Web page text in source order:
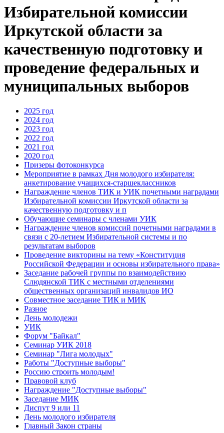
Избирательной комиссии
Иркутской области за
качественную подготовку и
проведение федеральных и
муниципальных выборов
2025 год
2024 год
2023 год
2022 год
2021 год
2020 год
Призеры фотоконкурса
Мероприятие в рамках Дня молодого избирателя:
анкетирование учащихся-старшеклассников
Награждение членов ТИК и УИК почетными наградами
Избирательной комиссии Иркутской области за
качественную подготовку и п
Обучающие семинары с членами УИК
Награждение членов комиссий почетными наградами в
связи с 20-летием Избирательной системы и по
результатам выборов
Проведение викторины на тему «Конституция
Российской Федерации и основы избирательного права»
Заседание рабочей группы по взаимодействию
Слюдянской ТИК с местными отделениями
общественных организаций инвалидов ИО
Совместное заседание ТИК и МИК
Разное
День молодежи
УИК
Форум "Байкал"
Семинар УИК 2018
Семинар "Лига молодых"
Работы "Доступные выборы"
Россию строить молодым!
Правовой клуб
Награждение "Доступные выборы"
Заседание МИК
Диспут 9 или 11
День молодого избирателя
Главный Закон страны